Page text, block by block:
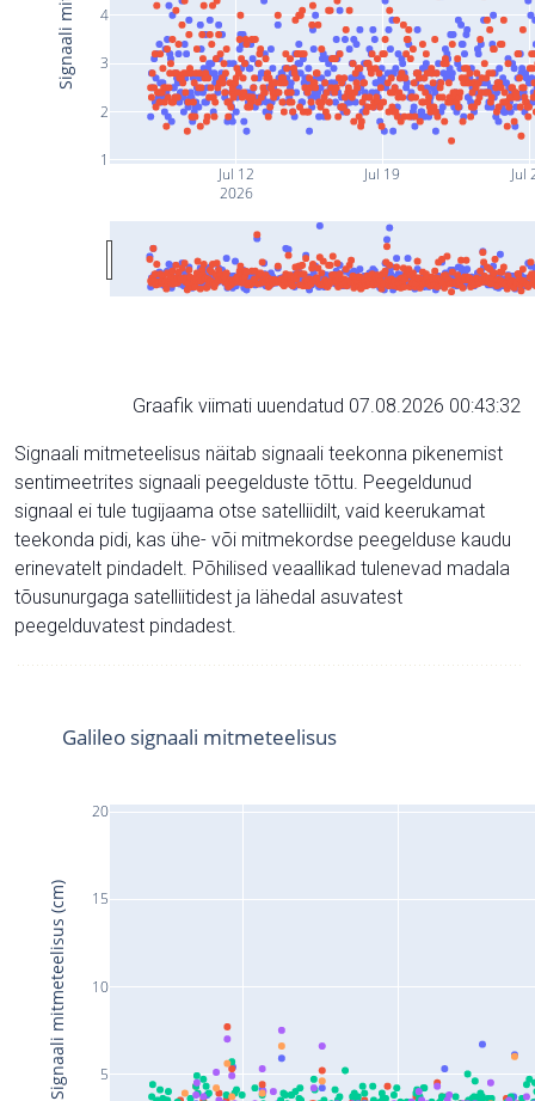
Jul 12
2026
Jul 19 Jul
1
2
3
4
Graafik viimati uuendatud 07.08.2026 00:43:32
Signaali mitmeteelisus näitab signaali teekonna pikenemist
sentimeetrites signaali peegelduste tõttu. Peegeldunud
signaal ei tule tugijaama otse satelliidilt, vaid keerukamat
teekonda pidi, kas ühe- või mitmekordse peegelduse kaudu
erinevatelt pindadelt. Põhilised veaallikad tulenevad madala
tõusunurgaga satelliitidest ja lähedal asuvatest
peegelduvatest pindadest.
5
10
15
20
Galileo signaali mitmeteelisus
Signaali mitmeteelisus (cm)